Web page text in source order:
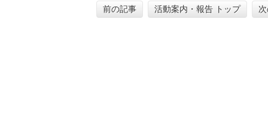
前の記事 活動案内・報告 トップ